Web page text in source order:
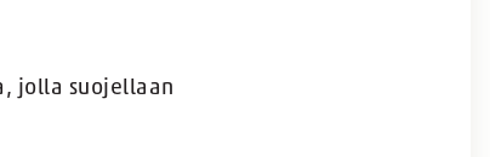
jolla suojellaan